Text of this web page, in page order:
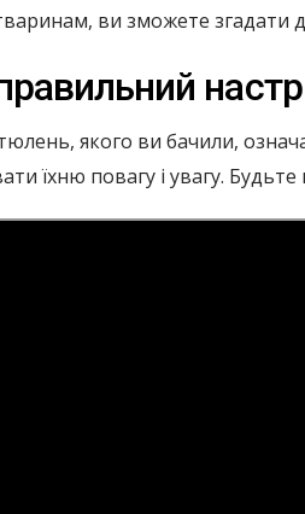
ви зможете згадати
якого ви бачили,
їхню повагу і увагу.